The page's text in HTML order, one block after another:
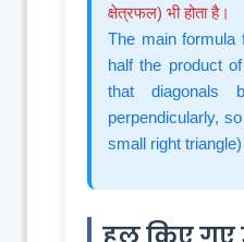
क्षेत्रफल) भी होता है।
The main formula
half the product
that diagonals
perpendicularly,
small right